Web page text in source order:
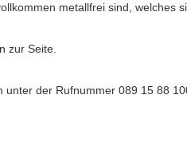
metallfrei sind, welches
zur Seite.
der Rufnummer 089 15 88